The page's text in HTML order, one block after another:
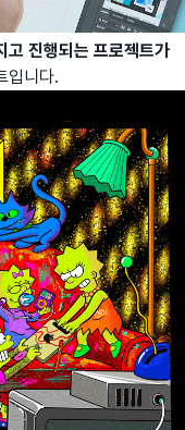
고 진행되는 프로젝트가
입니다.